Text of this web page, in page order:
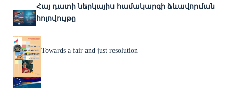
Հայ դատի ներկայիս համակարգի ձևավորման
հոլովույթը
Towards a fair and just resolution